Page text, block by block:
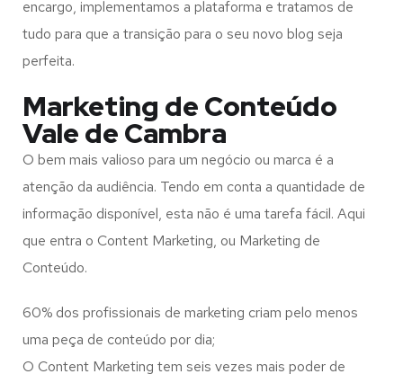
encargo, implementamos a plataforma e tratamos de
tudo para que a transição para o seu novo blog seja
perfeita.
Marketing de Conteúdo
Vale de Cambra
O bem mais valioso para um negócio ou marca é a
atenção da audiência. Tendo em conta a quantidade de
informação disponível, esta não é uma tarefa fácil. Aqui
que entra o Content Marketing, ou Marketing de
Conteúdo.
60% dos profissionais de marketing criam pelo menos
uma peça de conteúdo por dia;
O Content Marketing tem seis vezes mais poder de